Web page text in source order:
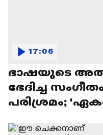
ഭാഷയുടെ
ഭേദിച്ച
പരിശ്രമം;
17:06